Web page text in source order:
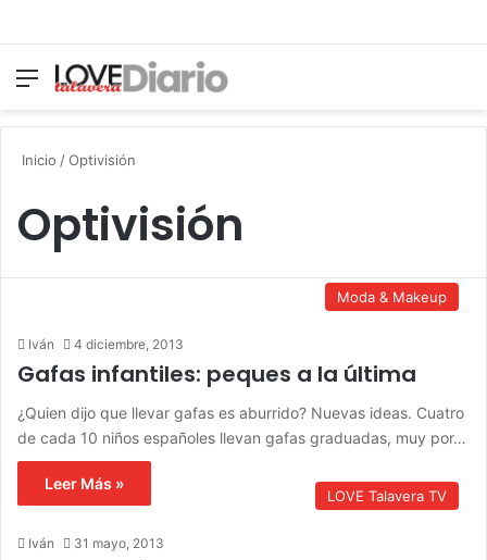
Menú
Inicio /Optivisión
Optivisión
Moda & Makeup
Iván 4 diciembre, 2013
Gafas infantiles: peques a la última
¿Quien dijo que llevar gafas es aburrido? Nuevas ideas. Cuatro
de cada 10 niños españoles llevan gafas graduadas, muy por…
Leer Más »
LOVE Talavera TV
Iván 31 mayo, 2013